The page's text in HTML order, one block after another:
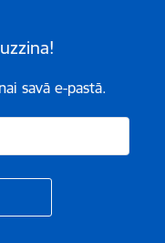
savā e-pastā.